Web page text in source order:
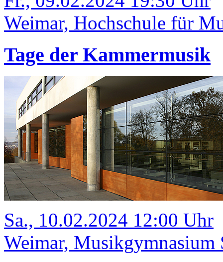
Weimar, Hochschule für
Tage der Kammermusik
Sa., 10.02.2024 12:00 Uhr
Weimar, Musikgymnasium